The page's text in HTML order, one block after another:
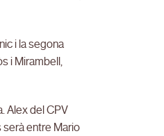
i la segona
i Mirambell,
Alex del CPV
serà entre Mario